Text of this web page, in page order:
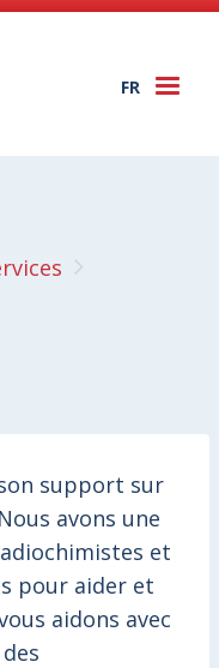
FR
support sur
avons une
et
pour aider et
aidons avec